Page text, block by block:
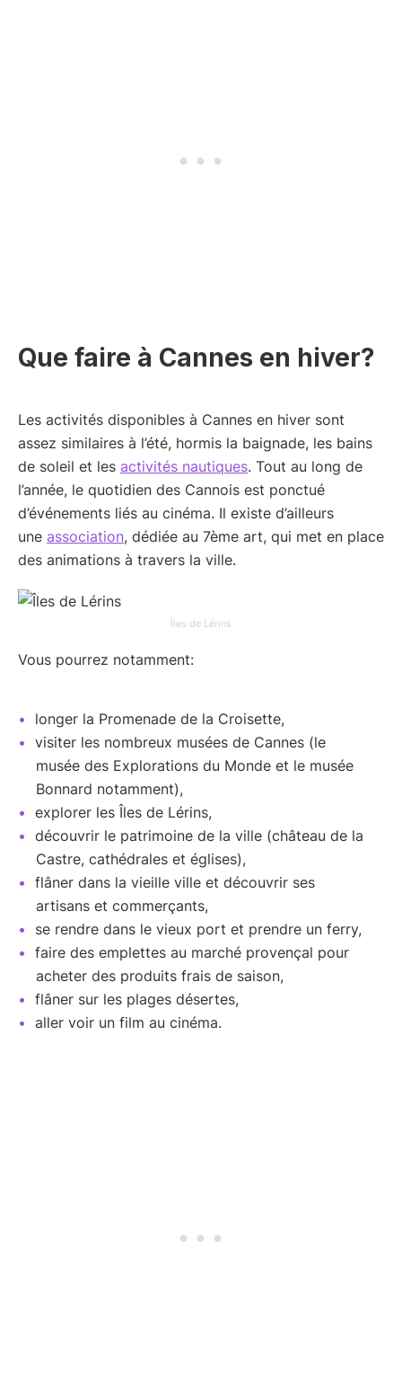
Que faire à Cannes en hiver?
Les activités disponibles à Cannes en hiver sont
assez similaires à l’été, hormis la baignade, les bains
de soleil et les activités nautiques. Tout au long de
l’année, le quotidien des Cannois est ponctué
d’événements liés au cinéma. Il existe d’ailleurs
une association, dédiée au 7ème art, qui met en place
des animations à travers la ville.
Îles de Lérins
Vous pourrez notamment:
longer la Promenade de la Croisette,
visiter les nombreux musées de Cannes (le
musée des Explorations du Monde et le musée
Bonnard notamment),
explorer les Îles de Lérins,
découvrir le patrimoine de la ville (château de la
Castre, cathédrales et églises),
flâner dans la vieille ville et découvrir ses
artisans et commerçants,
se rendre dans le vieux port et prendre un ferry,
faire des emplettes au marché provençal pour
acheter des produits frais de saison,
flâner sur les plages désertes,
aller voir un film au cinéma.